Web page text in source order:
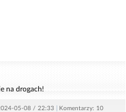
na drogach!
05-08 / 22:33 Komentarzy: 10